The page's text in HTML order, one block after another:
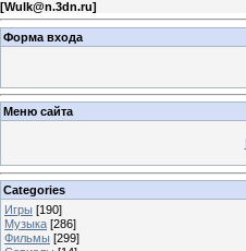
[Wulk@n.3dn.ru]
Форма входа
Меню сайта
Categories
Игры [190]
Музыка [286]
Фильмы [299]